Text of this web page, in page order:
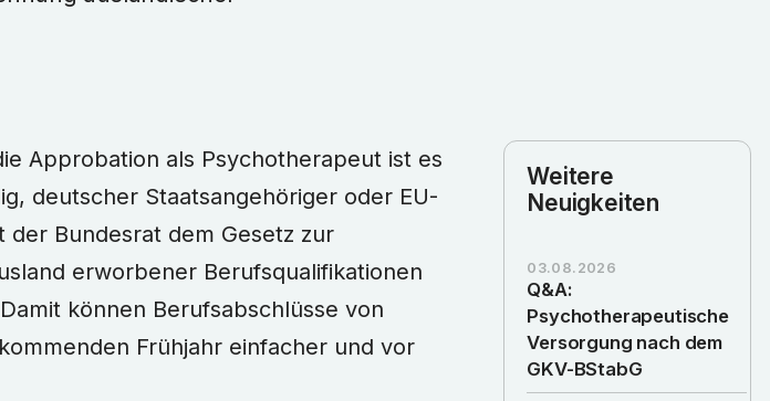
Approbation als Psychotherapeut ist es
deutscher Staatsangehöriger oder EU-
der Bundesrat dem Gesetz zur
erworbener Berufsqualifikationen
können Berufsabschlüsse von
Frühjahr einfacher und vor
Weitere
Neuigkeiten
03.08.2026
Q&A:
Psychotherapeutische
Versorgung nach dem
GKV-BStabG